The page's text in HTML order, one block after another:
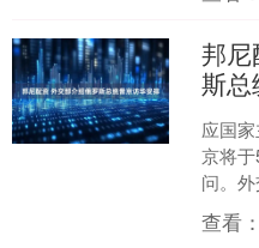
邦
斯
应国
京将
问。
者会
待。 “
查看